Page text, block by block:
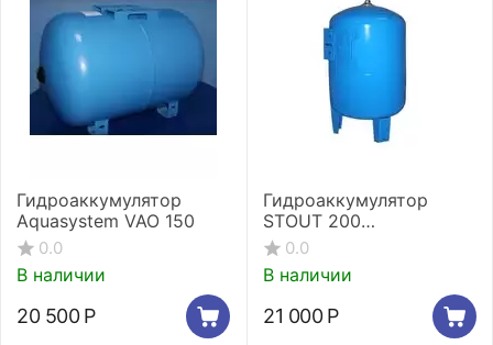
Гидроаккумулятор
Aquasystem VAO 150
0.0
В наличии
20 500 Р
Гидроаккумулятор
STOUT 200
вертикальный
0.0
В наличии
21 000 Р